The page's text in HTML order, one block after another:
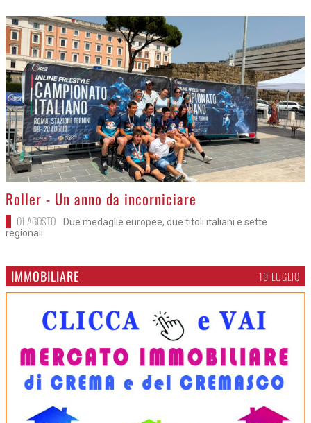
>
Roller - Un anno da incorniciare
01 AGOSTO
Due medaglie europee, due titoli italiani e sette
regionali
IMMOBILIARE 19 LUGLIO